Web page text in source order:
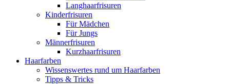
Langhaarfrisuren
Kinderfrisuren
Für Mädchen
Für Jungs
Männerfrisuren
Kurzhaarfrisuren
Haarfarben
Wissenswertes rund um Haarfarben
Tipps & Tricks